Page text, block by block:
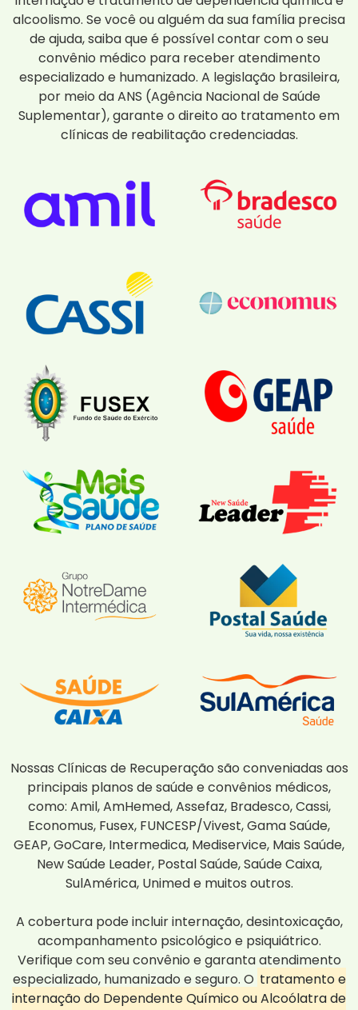
alcoolismo. Se você ou alguém da sua família precisa
de ajuda, saiba que é possível contar com o seu
convênio médico para receber atendimento
especializado e humanizado. A legislação brasileira,
por meio da ANS (Agência Nacional de Saúde
Suplementar), garante o direito ao tratamento em
clínicas de reabilitação credenciadas.
Nossas Clínicas de Recuperação são conveniadas aos
principais planos de saúde e convênios médicos,
como: Amil, AmHemed, Assefaz, Bradesco, Cassi,
Economus, Fusex, FUNCESP/Vivest, Gama Saúde,
GEAP, GoCare, Intermedica, Mediservice, Mais Saúde,
New Saúde Leader, Postal Saúde, Saúde Caixa,
SulAmérica, Unimed e muitos outros.
A cobertura pode incluir internação, desintoxicação,
acompanhamento psicológico e psiquiátrico.
Verifique com seu convênio e garanta atendimento
especializado, humanizado e seguro. O tratamento e
internação do Dependente Químico ou Alcoólatra de